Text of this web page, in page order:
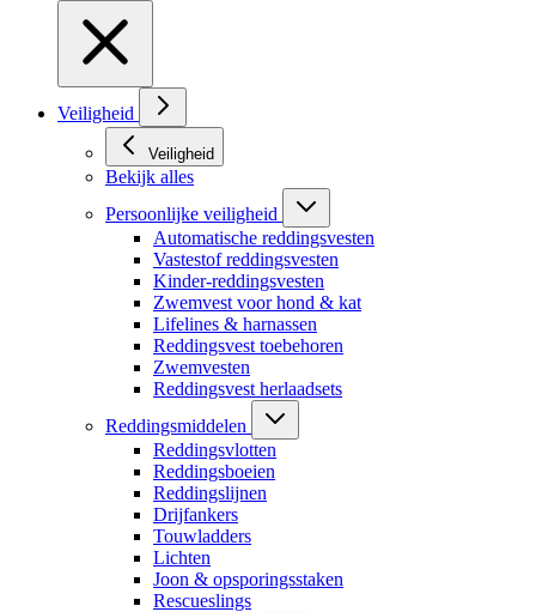
Veiligheid
Veiligheid
Bekijk alles
Persoonlijke veiligheid
Automatische reddingsvesten
Vastestof reddingsvesten
Kinder-reddingsvesten
Zwemvest voor hond & kat
Lifelines & harnassen
Reddingsvest toebehoren
Zwemvesten
Reddingsvest herlaadsets
Reddingsmiddelen
Reddingsvlotten
Reddingsboeien
Reddingslijnen
Drijfankers
Touwladders
Lichten
Joon & opsporingsstaken
Rescueslings